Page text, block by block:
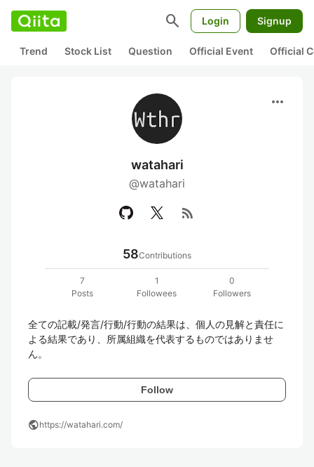
search Login Signup
Trend Stock List Question Official Event Official
more_horiz
watahari
@watahari
rss_feed
58Contributions
7
Posts
1
Followees
0
Followers
全ての記載/発言/行動/行動の結果は、個人の見解と責任に
よる結果であり、所属組織を代表するものではありませ
ん。
Follow
publichttps://watahari.com/